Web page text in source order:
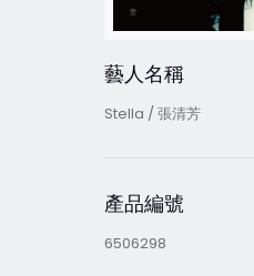
藝人名稱
Stella / 張清芳
產品編號
6506298